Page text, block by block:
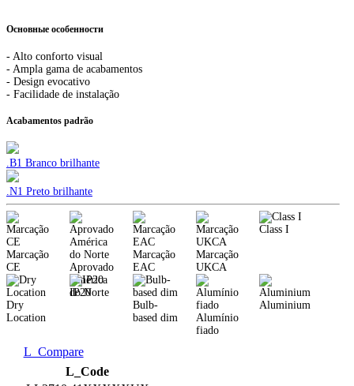
Основные особенности
- Alto conforto visual
- Ampla gama de acabamentos
- Design evocativo
- Facilidade de instalação
Acabamentos padrão
.B1 Branco brilhante
.N1 Preto brilhante
Marcação
CE
Aprovado
América
do Norte
Marcação
EAC
Marcação
UKCA
Class I
Dry
Location
IP20
Bulb-
based dim
Alumínio
fiado
Aluminium
L_Compare
L_Code